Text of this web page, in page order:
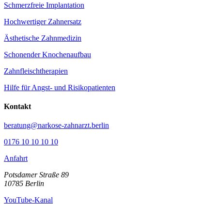
Schmerzfreie Implantation
Hochwertiger Zahnersatz
Ästhetische Zahnmedizin
Schonender Knochenaufbau
Zahnfleischtherapien
Hilfe für Angst- und Risikopatienten
Kontakt
beratung@narkose-zahnarzt.berlin
0176 10 10 10 10
Anfahrt
Potsdamer Straße 89
10785 Berlin
YouTube-Kanal